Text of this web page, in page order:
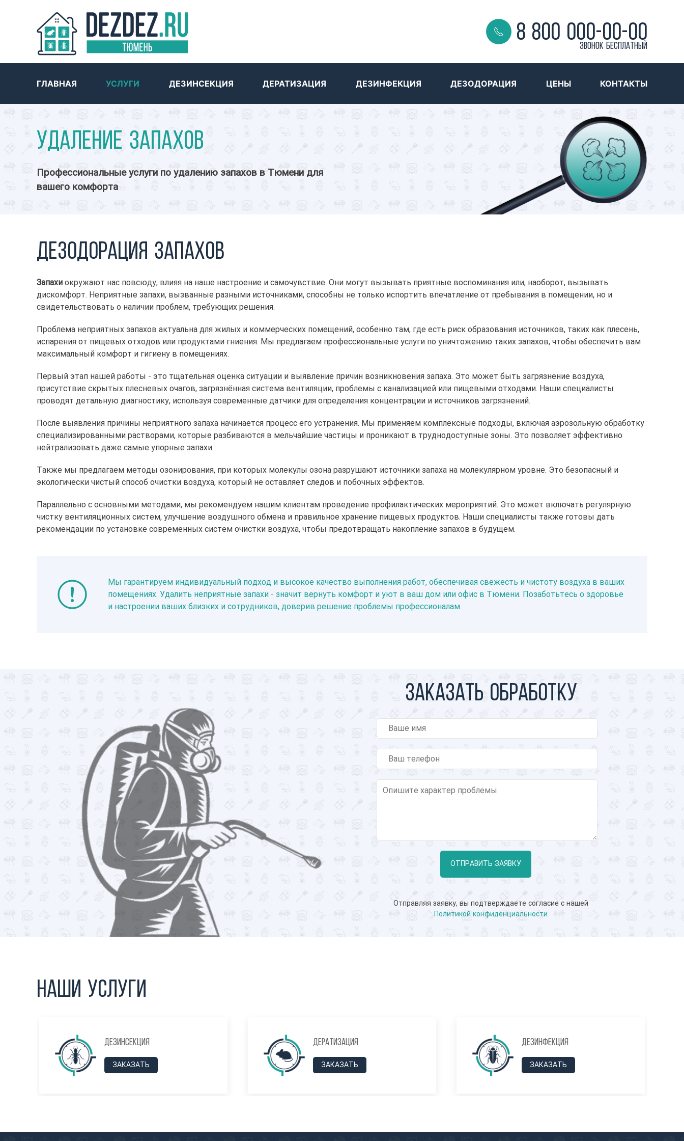
8 800 000-00-00
Звонок бесплатный
ГЛАВНАЯ УСЛУГИ ДЕЗИНСЕКЦИЯ ДЕРАТИЗАЦИЯ ДЕЗИНФЕКЦИЯ ДЕЗОДОРАЦИЯ ЦЕНЫ КОНТАКТЫ
Удаление запахов
Профессиональные услуги по удалению запахов в Тюмени для
вашего комфорта
Дезодорация запахов
Запахи окружают нас повсюду, влияя на наше настроение и самочувствие. Они могут вызывать приятные воспоминания или, наоборот, вызывать
дискомфорт. Неприятные запахи, вызванные разными источниками, способны не только испортить впечатление от пребывания в помещении, но и
свидетельствовать о наличии проблем, требующих решения.
Проблема неприятных запахов актуальна для жилых и коммерческих помещений, особенно там, где есть риск образования источников, таких как плесень,
испарения от пищевых отходов или продуктами гниения. Мы предлагаем профессиональные услуги по уничтожению таких запахов, чтобы обеспечить вам
максимальный комфорт и гигиену в помещениях.
Первый этап нашей работы - это тщательная оценка ситуации и выявление причин возникновения запаха. Это может быть загрязнение воздуха,
присутствие скрытых плесневых очагов, загрязнённая система вентиляции, проблемы с канализацией или пищевыми отходами. Наши специалисты
проводят детальную диагностику, используя современные датчики для определения концентрации и источников загрязнений.
После выявления причины неприятного запаха начинается процесс его устранения. Мы применяем комплексные подходы, включая аэрозольную обработку
специализированными растворами, которые разбиваются в мельчайшие частицы и проникают в труднодоступные зоны. Это позволяет эффективно
нейтрализовать даже самые упорные запахи.
Также мы предлагаем методы озонирования, при которых молекулы озона разрушают источники запаха на молекулярном уровне. Это безопасный и
экологически чистый способ очистки воздуха, который не оставляет следов и побочных эффектов.
Параллельно с основными методами, мы рекомендуем нашим клиентам проведение профилактических мероприятий. Это может включать регулярную
чистку вентиляционных систем, улучшение воздушного обмена и правильное хранение пищевых продуктов. Наши специалисты также готовы дать
рекомендации по установке современных систем очистки воздуха, чтобы предотвращать накопление запахов в будущем.
Мы гарантируем индивидуальный подход и высокое качество выполнения работ, обеспечивая свежесть и чистоту воздуха в ваших
помещениях. Удалить неприятные запахи - значит вернуть комфорт и уют в ваш дом или офис в Тюмени. Позаботьтесь о здоровье
и настроении ваших близких и сотрудников, доверив решение проблемы профессионалам.
Заказать обработку
ОТПРАВИТЬ ЗАЯВКУ
Отправляя заявку, вы подтверждаете согласие с нашей
Политикой конфиденциальности
Наши услуги
Дезинсекция
ЗАКАЗАТЬ
Дератизация
ЗАКАЗАТЬ
Дезинфекция
ЗАКАЗАТЬ